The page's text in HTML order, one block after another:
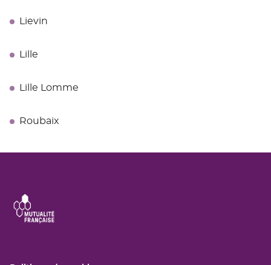
Lievin
Lille
Lille Lomme
Roubaix